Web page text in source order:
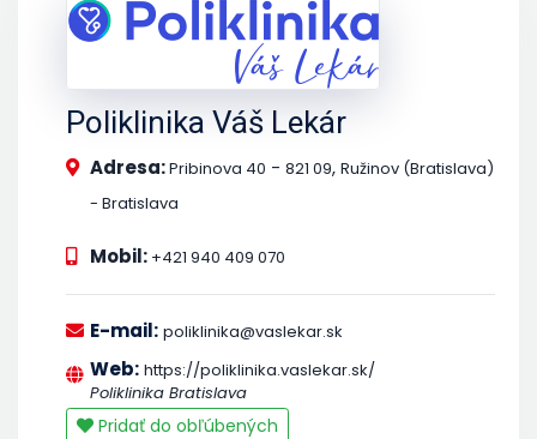
Poliklinika Váš Lekár
Adresa:Pribinova 40 - 821 09, Ružinov (Bratislava)
- Bratislava
Mobil: +421 940 409 070
E-mail: poliklinika@vaslekar.sk
Web: https://poliklinika.vaslekar.sk/
Poliklinika Bratislava
Pridať do obľúbených